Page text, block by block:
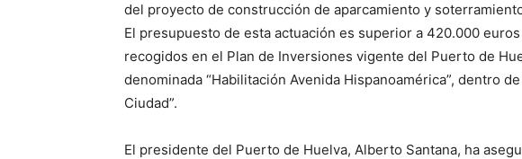
del proyecto de construcción de aparcamiento y
El presupuesto de esta actuación es superior a 420.000
recogidos en el Plan de Inversiones vigente del Puerto de
denominada “Habilitación Avenida Hispanoamérica”, dentro
Ciudad”.
El presidente del Puerto de Huelva, Alberto Santana, ha